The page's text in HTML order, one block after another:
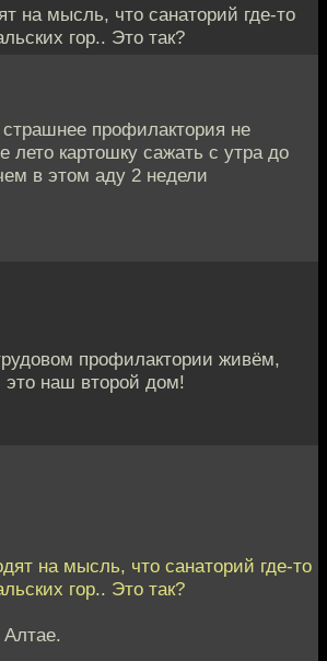
на мысль, что санаторий где-то
гор.. Это так?
страшнее профилактория не
картошку сажать с утра до
в этом аду 2 недели
профилактории живём,
наш второй дом!
на мысль, что санаторий где-то
гор.. Это так?